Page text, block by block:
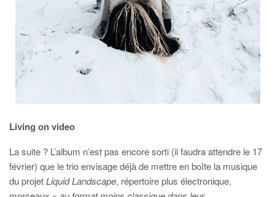
Living on video
La suite ? L’album n’est pas encore sorti (il faudra attendre le 17
février) que le trio envisage déjà de mettre en boîte la musique
du projetLiquid Landscape, répertoire plus électronique,